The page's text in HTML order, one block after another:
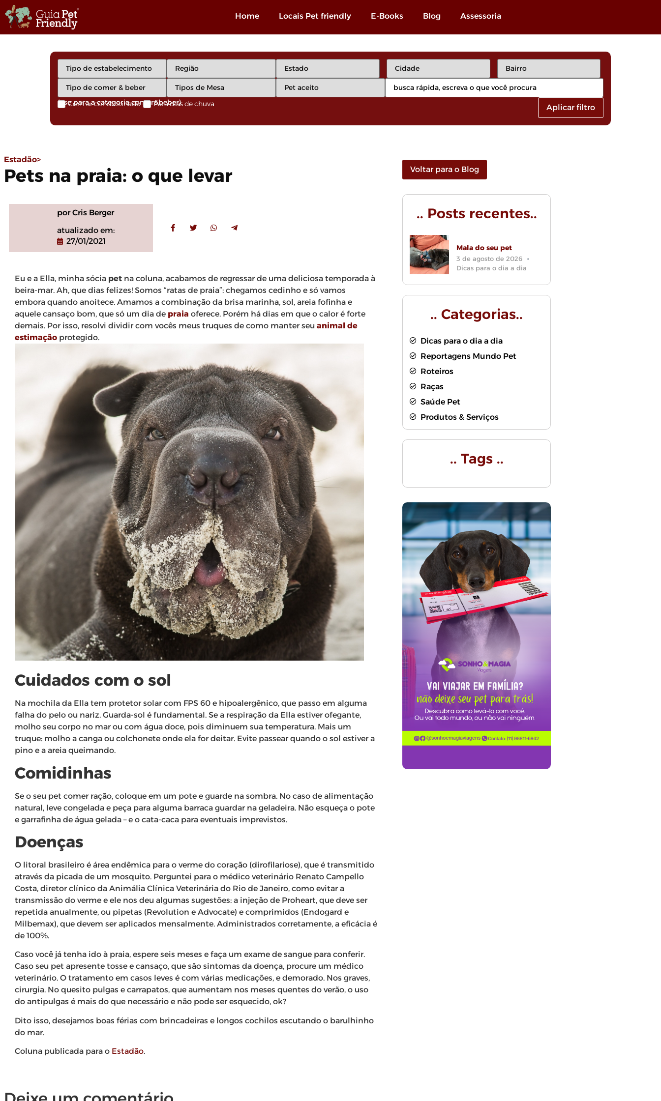
Home Locais Pet friendly E-Books Blog Assessoria
(use para a categoria comer&beber)
Com ar condicionado Para dias de chuva Aplicar filtro
Estadão>
Pets na praia: o que levar
por Cris Berger
atualizado em:
27/01/2021
Eu e a Ella, minha sócia pet na coluna, acabamos de regressar de uma deliciosa temporada à
beira-mar. Ah, que dias felizes! Somos “ratas de praia”: chegamos cedinho e só vamos
embora quando anoitece. Amamos a combinação da brisa marinha, sol, areia fofinha e
aquele cansaço bom, que só um dia de praia oferece. Porém há dias em que o calor é forte
demais. Por isso, resolvi dividir com vocês meus truques de como manter seu animal de
estimação protegido.
Cuidados com o sol
Na mochila da Ella tem protetor solar com FPS 60 e hipoalergênico, que passo em alguma
falha do pelo ou nariz. Guarda-sol é fundamental. Se a respiração da Ella estiver ofegante,
molho seu corpo no mar ou com água doce, pois diminuem sua temperatura. Mais um
truque: molho a canga ou colchonete onde ela for deitar. Evite passear quando o sol estiver a
pino e a areia queimando.
Comidinhas
Se o seu pet comer ração, coloque em um pote e guarde na sombra. No caso de alimentação
natural, leve congelada e peça para alguma barraca guardar na geladeira. Não esqueça o pote
e garrafinha de água gelada – e o cata-caca para eventuais imprevistos.
Doenças
O litoral brasileiro é área endêmica para o verme do coração (dirofilariose), que é transmitido
através da picada de um mosquito. Perguntei para o médico veterinário Renato Campello
Costa, diretor clínico da Animália Clínica Veterinária do Rio de Janeiro, como evitar a
transmissão do verme e ele nos deu algumas sugestões: a injeção de Proheart, que deve ser
repetida anualmente, ou pipetas (Revolution e Advocate) e comprimidos (Endogard e
Milbemax), que devem ser aplicados mensalmente. Administrados corretamente, a eficácia é
de 100%.
Caso você já tenha ido à praia, espere seis meses e faça um exame de sangue para conferir.
Caso seu pet apresente tosse e cansaço, que são sintomas da doença, procure um médico
veterinário. O tratamento em casos leves é com várias medicações, e demorado. Nos graves,
cirurgia. No quesito pulgas e carrapatos, que aumentam nos meses quentes do verão, o uso
do antipulgas é mais do que necessário e não pode ser esquecido, ok?
Dito isso, desejamos boas férias com brincadeiras e longos cochilos escutando o barulhinho
do mar.
Coluna publicada para o Estadão.
Voltar para o Blog
.. Posts recentes..
Mala do seu pet
3 de agosto de 2026
Dicas para o dia a dia
.. Categorias..
Dicas para o dia a dia
Reportagens Mundo Pet
Roteiros
Raças
Saúde Pet
Produtos & Serviços
.. Tags ..